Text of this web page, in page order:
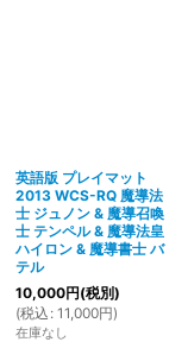
英語版 プレイマット
2013 WCS-RQ 魔導法
士 ジュノン & 魔導召喚
士 テンペル & 魔導法皇
ハイロン & 魔導書士 バ
テル
10,000円(税別)
(税込 : 11,000円)
在庫なし